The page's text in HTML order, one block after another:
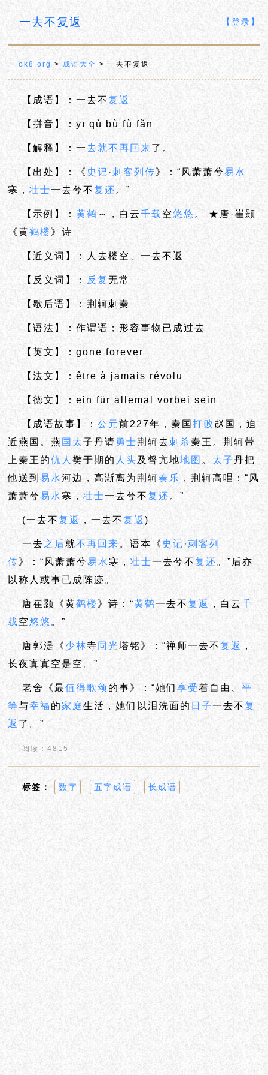
一去不复返 【登录】
ok8.org > 成语大全 > 一去不复返
【成语】：一去不复返
【拼音】：yī qù bù fù fǎn
【解释】：一去就不再 回来了。
【出处】：《 史记·刺客列传》：“风萧萧兮易水
寒，壮士一去兮不复还 。”
【示例】：黄鹤 ～，白云千载 空悠悠 。 ★唐·崔颢
《黄鹤楼 》诗
【近义词】：人去楼空、一去不返
【反义词】： 反复无常
【歇后语】：荆轲刺秦
【语法】：作谓语；形容事物已成过去
【英文】：gone forever
【法文】：être à jamais révolu
【德文】：ein für allemal vorbei sein
【成语故事】：公元前227年，秦国打败 赵国，迫
近燕国。燕 国太子丹请 勇士荆轲去刺杀秦王。荆轲带
上秦王的仇人樊于期的 人头 及督亢地地图 。 太子丹把
他送到易水河边，高渐离为荆轲奏乐 ，荆轲高唱：“风
萧萧兮易水 寒，壮士一去兮不复还 。”
(一去不复返 ，一去不复返)
一去之后就不再 回来 。语本《 史记 ·刺客列
传》：“风萧萧兮易水 寒，壮士一去兮不复还 。”后亦
以称人或事已成陈迹。
唐崔颢《黄鹤楼 》诗：“黄鹤一去不复返 ，白云千
载 空悠悠 。”
唐郭湜《 少林寺 同光塔铭》：“禅师一去不复返
，
长夜寘寘空是空。”
老舍《最值得歌颂 的事》：“她们享受着自由、平
等与幸福的家庭生活，她们以泪洗面的 日子一去不复
返 了。”
阅读：4815
标签： 数字 五字成语 长成语